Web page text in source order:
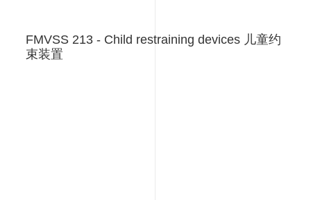
FMVSS 213 - Child restraining devices 儿童约
束装置